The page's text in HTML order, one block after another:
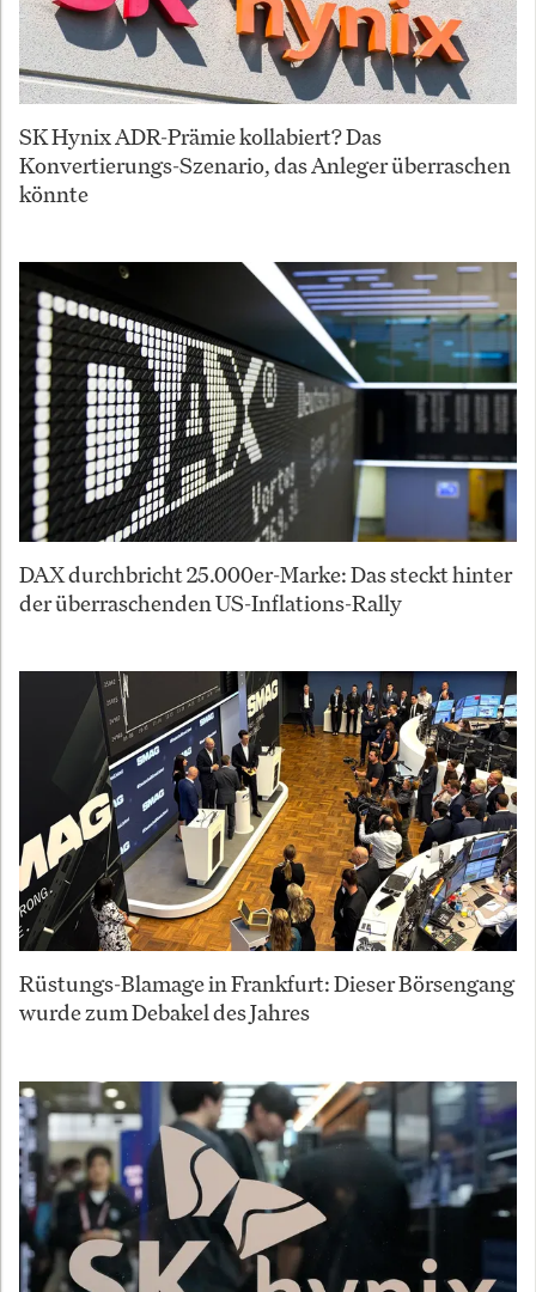
SK Hynix ADR-Prämie kollabiert? Das
Konvertierungs-Szenario, das Anleger überraschen
könnte
DAX durchbricht 25.000er-Marke: Das steckt hinter
der überraschenden US-Inflations-Rally
Rüstungs-Blamage in Frankfurt: Dieser Börsengang
wurde zum Debakel des Jahres